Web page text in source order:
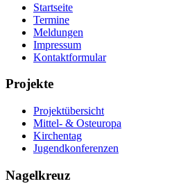
Startseite
Termine
Meldungen
Impressum
Kontaktformular
Projekte
Projektübersicht
Mittel- & Osteuropa
Kirchentag
Jugendkonferenzen
Nagelkreuz